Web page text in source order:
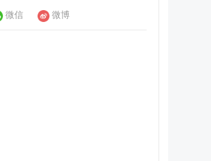
微信 微博